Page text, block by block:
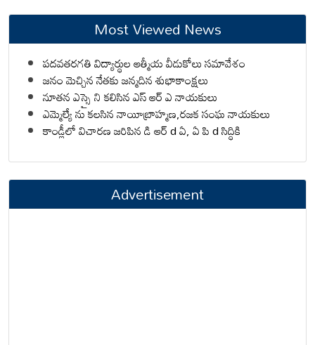
Most Viewed News
పదవతరగతి విద్యార్థుల ఆత్మీయ వీడుకోలు సమావేశం
జనం మెచ్చిన నేతకు జన్మదిన శుభాకాంక్షలు
నూతన ఎస్సై ని కలిసిన ఎస్ ఆర్ ఎ నాయకులు
ఎమ్మెల్యే ను కలసిన నాయీబ్రాహ్మణ,రజక సంఘ నాయకులు
కాండ్లీలో విచారణ జరిపిన డి ఆర్ d ఏ, ఏ పి d సిద్ధికి
Advertisement